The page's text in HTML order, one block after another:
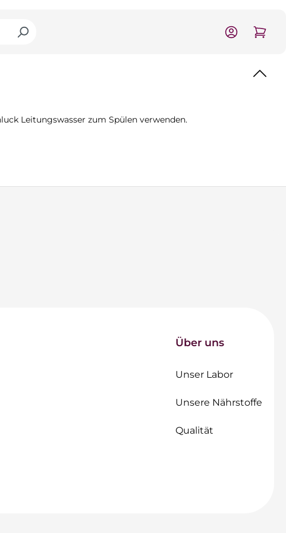
Leitungswasser zum Spülen verwenden.
Über uns
Unser Labor
Unsere Nährstoffe
Qualität